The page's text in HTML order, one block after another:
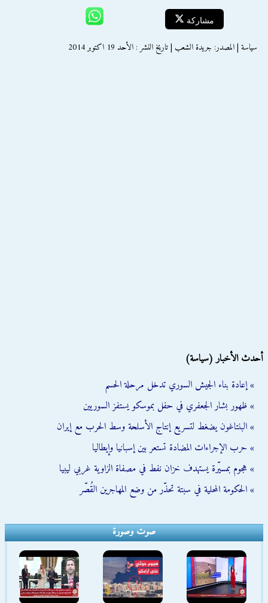
مشاركة
سياسة | المصدر: جريدة الشعب | تاريخ النشر : الأحد 19 اكتوبر 2014
أحدث الأخبار (سياسة)
» إعادة بناء الجيش السوري تدخل مرحلة الحسم
» ظهور بشار الجعفري في حفل بموسكو يستفز السوريين
» البنتاغون يضغط لتسريع إنتاج الأسلحة وسط الحرب مع إيران
» حرب الإجراءات المضادة تستعر بين إسبانيا وإيطاليا
» هجوم بمسيّرة يستهدف خزان نفط في مصفاة الزاوية غربي ليبيا
» الحكومة المحلية في سبتة تحذّر من وضع المهاجرين القُصّر
صوت وصورة